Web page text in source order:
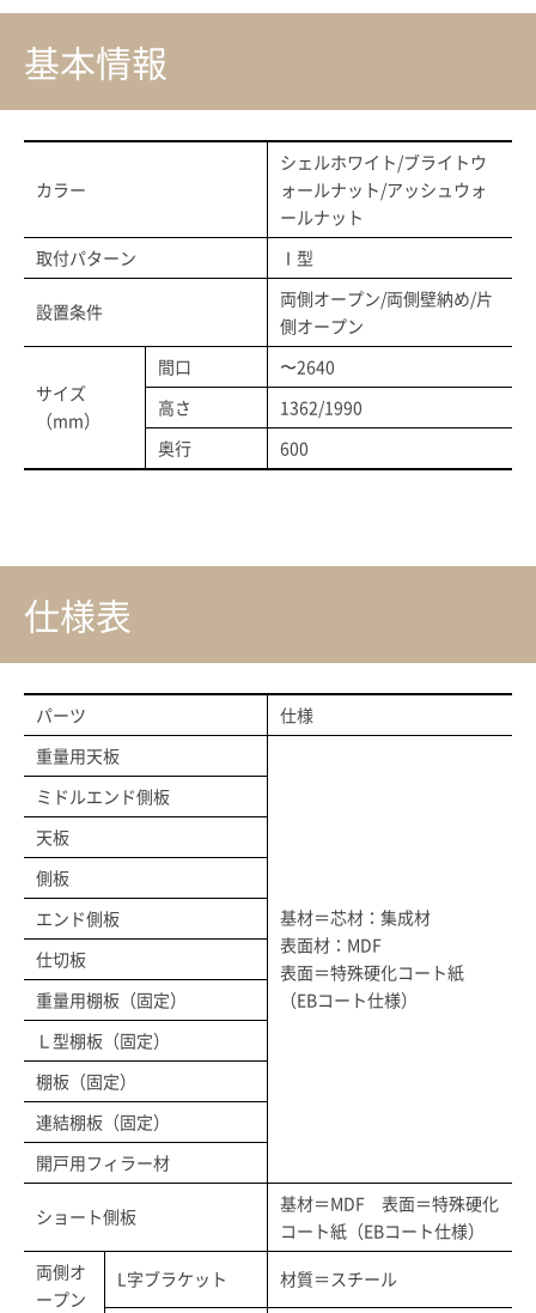
基本情報
カラー
シェルホワイト/ブライトウ
ォールナット/アッシュウォ
ールナット
取付パターン
Ⅰ型
設置条件
両側オープン/両側壁納め/片
側オープン
サイズ
（mm）
間口
〜2640
高さ
1362/1990
奥行
600
仕様表
パーツ
仕様
重量用天板
基材＝芯材：集成材
表面材：MDF
表面＝特殊硬化コート紙
（EBコート仕様）
ミドルエンド側板
天板
側板
エンド側板
仕切板
重量用棚板（固定）
Ｌ型棚板（固定）
棚板（固定）
連結棚板（固定）
開戸用フィラー材
ショート側板
基材＝MDF 表面＝特殊硬化
コート紙（EBコート仕様）
両側オ
ープン
L字ブラケット 材質＝スチール